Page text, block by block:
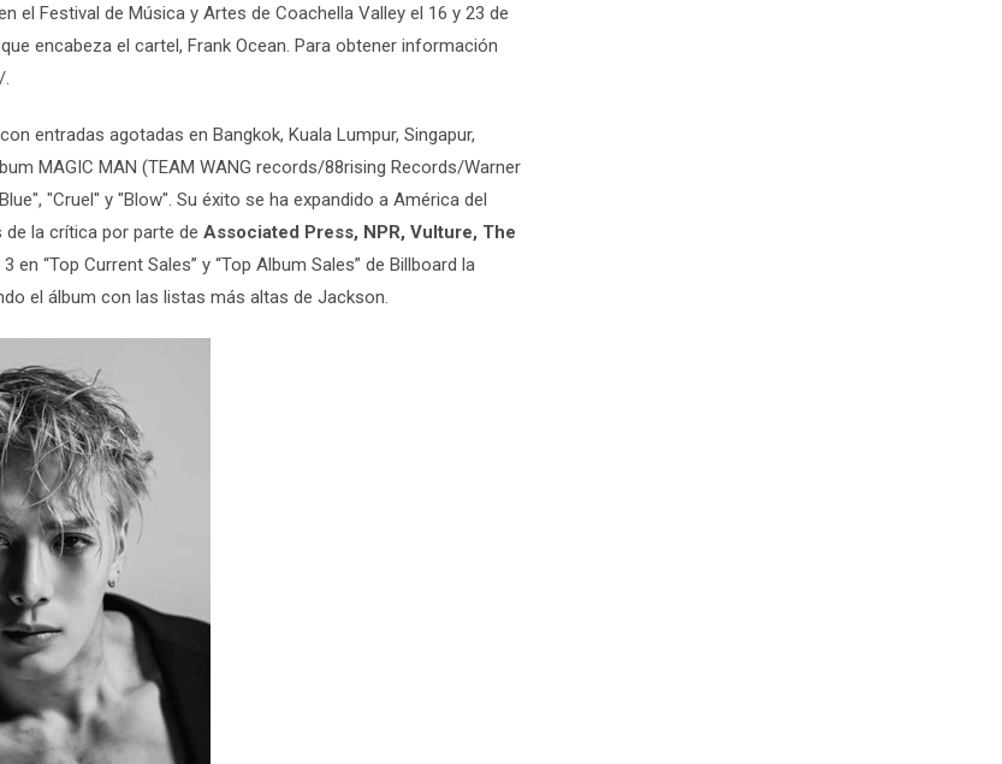
Festival de Música y Artes de Coachella Valley el 16 y 23 de
encabeza el cartel, Frank Ocean. Para obtener información
.
entradas agotadas en Bangkok, Kuala Lumpur, Singapur,
MAGIC MAN (TEAM WANG records/88rising Records/Warner
Blue", "Cruel" y "Blow". Su éxito se ha expandido a América del
la crítica por parte de Associated Press, NPR, Vulture, The
en “Top Current Sales” y “Top Album Sales” de Billboard la
el álbum con las listas más altas de Jackson.